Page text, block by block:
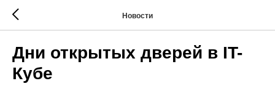
Новости
Дни открытых дверей в IT-
Кубе